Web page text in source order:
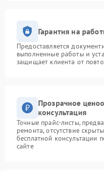
Гарантия на
Предоставляется
выполненные работы и
защищает клиента от
Прозрачное
консультация
Точные прайс-листы,
ремонта, отсутствие
бесплатной консультации
сайте